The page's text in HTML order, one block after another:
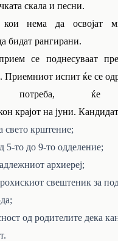
скала и песни.
кои нема да
бидат рангирани.
се поднесуваат
Приемниот испит ќе се
ќе
крајот на јуни.
свето крштение;
5-то до 9-то одделение;
архиереј;
свештеник за
од родителите дека